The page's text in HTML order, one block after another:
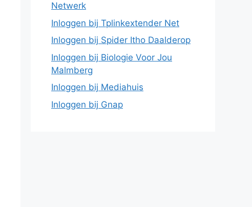
Netwerk
Inloggen bij Tplinkextender Net
Inloggen bij Spider Itho Daalderop
Inloggen bij Biologie Voor Jou
Malmberg
Inloggen bij Mediahuis
Inloggen bij Gnap